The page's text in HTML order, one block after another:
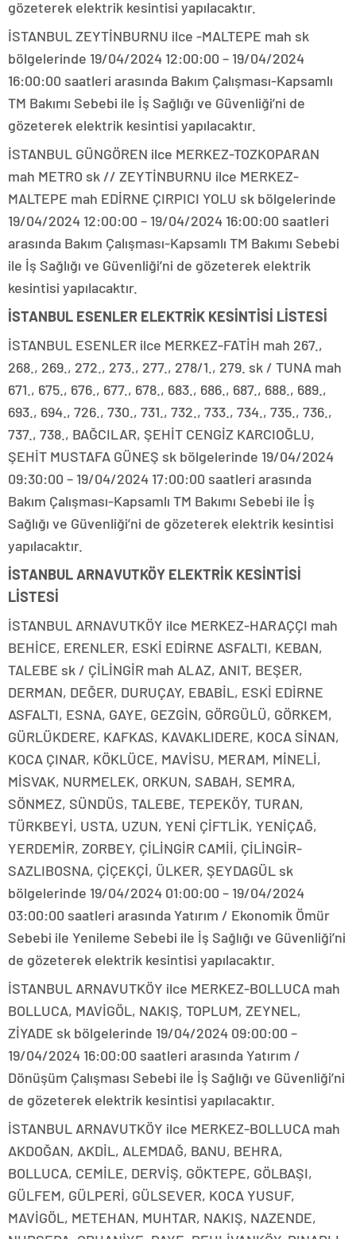
gözeterek elektrik kesintisi yapılacaktır.
İSTANBUL ZEYTİNBURNU ilce -MALTEPE mah sk
bölgelerinde 19/04/2024 12:00:00 – 19/04/2024
16:00:00 saatleri arasında Bakım Çalışması-Kapsamlı
TM Bakımı Sebebi ile İş Sağlığı ve Güvenliği’ni de
gözeterek elektrik kesintisi yapılacaktır.
İSTANBUL GÜNGÖREN ilce MERKEZ-TOZKOPARAN
mah METRO sk // ZEYTİNBURNU ilce MERKEZ-
MALTEPE mah EDİRNE ÇIRPICI YOLU sk bölgelerinde
19/04/2024 12:00:00 – 19/04/2024 16:00:00 saatleri
arasında Bakım Çalışması-Kapsamlı TM Bakımı Sebebi
ile İş Sağlığı ve Güvenliği’ni de gözeterek elektrik
kesintisi yapılacaktır.
İSTANBUL ESENLER ELEKTRİK KESİNTİSİ LİSTESİ
İSTANBUL ESENLER ilce MERKEZ-FATİH mah 267.,
268., 269., 272., 273., 277., 278/1., 279. sk / TUNA mah
671., 675., 676., 677., 678., 683., 686., 687., 688., 689.,
693., 694., 726., 730., 731., 732., 733., 734., 735., 736.,
737., 738., BAĞCILAR, ŞEHİT CENGİZ KARCIOĞLU,
ŞEHİT MUSTAFA GÜNEŞ sk bölgelerinde 19/04/2024
09:30:00 – 19/04/2024 17:00:00 saatleri arasında
Bakım Çalışması-Kapsamlı TM Bakımı Sebebi ile İş
Sağlığı ve Güvenliği’ni de gözeterek elektrik kesintisi
yapılacaktır.
İSTANBUL ARNAVUTKÖY ELEKTRİK KESİNTİSİ
LİSTESİ
İSTANBUL ARNAVUTKÖY ilce MERKEZ-HARAÇÇI mah
BEHİCE, ERENLER, ESKİ EDİRNE ASFALTI, KEBAN,
TALEBE sk / ÇİLİNGİR mah ALAZ, ANIT, BEŞER,
DERMAN, DEĞER, DURUÇAY, EBABİL, ESKİ EDİRNE
ASFALTI, ESNA, GAYE, GEZGİN, GÖRGÜLÜ, GÖRKEM,
GÜRLÜKDERE, KAFKAS, KAVAKLIDERE, KOCA SİNAN,
KOCA ÇINAR, KÖKLÜCE, MAVİSU, MERAM, MİNELİ,
MİSVAK, NURMELEK, ORKUN, SABAH, SEMRA,
SÖNMEZ, SÜNDÜS, TALEBE, TEPEKÖY, TURAN,
TÜRKBEYİ, USTA, UZUN, YENİ ÇİFTLİK, YENİÇAĞ,
YERDEMİR, ZORBEY, ÇİLİNGİR CAMİİ, ÇİLİNGİR-
SAZLIBOSNA, ÇİÇEKÇİ, ÜLKER, ŞEYDAGÜL sk
bölgelerinde 19/04/2024 01:00:00 – 19/04/2024
03:00:00 saatleri arasında Yatırım / Ekonomik Ömür
Sebebi ile Yenileme Sebebi ile İş Sağlığı ve Güvenliği’ni
de gözeterek elektrik kesintisi yapılacaktır.
İSTANBUL ARNAVUTKÖY ilce MERKEZ-BOLLUCA mah
BOLLUCA, MAVİGÖL, NAKIŞ, TOPLUM, ZEYNEL,
ZİYADE sk bölgelerinde 19/04/2024 09:00:00 –
19/04/2024 16:00:00 saatleri arasında Yatırım /
Dönüşüm Çalışması Sebebi ile İş Sağlığı ve Güvenliği’ni
de gözeterek elektrik kesintisi yapılacaktır.
İSTANBUL ARNAVUTKÖY ilce MERKEZ-BOLLUCA mah
AKDOĞAN, AKDİL, ALEMDAĞ, BANU, BEHRA,
BOLLUCA, CEMİLE, DERVİŞ, GÖKTEPE, GÖLBAŞI,
GÜLFEM, GÜLPERİ, GÜLSEVER, KOCA YUSUF,
MAVİGÖL, METEHAN, MUHTAR, NAKIŞ, NAZENDE,